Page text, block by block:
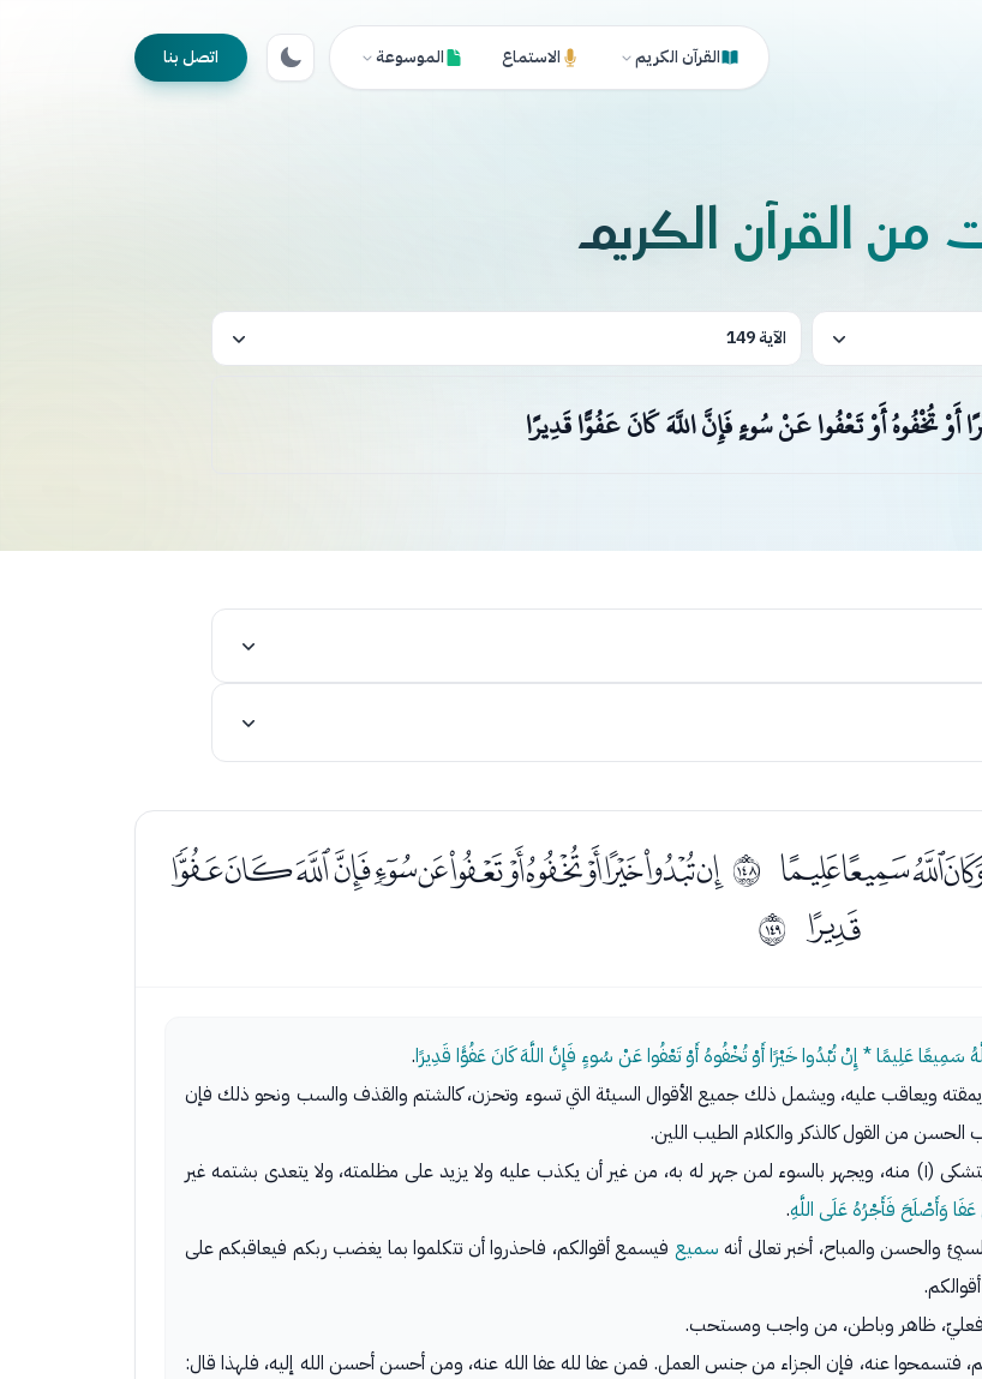
القرآن الكريم الاستماع الموسوعة اتصل بنا
من القرآن الكريم
الآية 149
أَوْ تُخْفُوهُ أَوْ تَعْفُوا عَنْ سُوءٍ فَإِنَّ اللَّهَ كَانَ عَفُوًّا قَدِيرًا
ﲓﭢﭣﭤﭥﭦﭧﭨﭩﭪﭫﭬﭭﭮ
ﭯ ﲔ
سَمِيعًا عَلِيمًا * إِنْ تُبْدُوا خَيْرًا أَوْ تُخْفُوهُ أَوْ تَعْفُوا عَنْ سُوءٍ فَإِنَّ اللَّهَ كَانَ عَفُوًّا قَدِيرًا.
ويعاقب عليه، ويشمل ذلك جميع الأقوال السيئة التي تسوء وتحزن، كالشتم والقذف والسب ونحو ذلك فإن
من القول كالذكر والكلام الطيب اللين.
أي: فإنه يجوز له أن يدعو على من ظلمه ويتشكى (١) منه، ويجهر بالسوء لمن جهر له به، من غير أن يكذب عليه ولا يزيد على مظلمته، ولا يتعدى بشتمه غير
وَأَصْلَحَ فَأَجْرُهُ عَلَى اللَّهِ.
والحسن والمباح، أخبر تعالى أنه سميع فيسمع أقوالكم، فاحذروا أن تتكلموا بما يغضب ربكم فيعاقبكم على
ظاهر وباطن، من واجب ومستحب.
فتسمحوا عنه، فإن الجزاء من جنس العمل. فمن عفا لله عفا الله عنه، ومن أحسن أحسن الله إليه، فلهذا قال: